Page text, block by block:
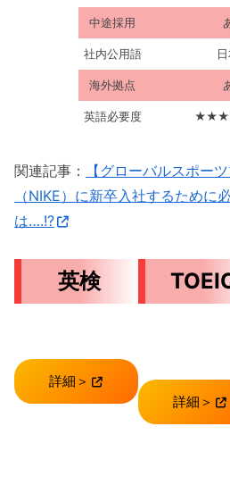
中途採用
社内公用語
海外拠点
英語必要度
関連記事：
【グローバルスポー
（NIKE）に新卒入社するために
は….!?
英検
詳細＞
詳細＞